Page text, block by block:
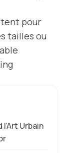
pour
tailles ou
Urbain